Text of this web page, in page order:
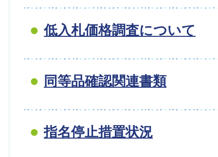
低入札価格調査について
同等品確認関連書類
指名停止措置状況